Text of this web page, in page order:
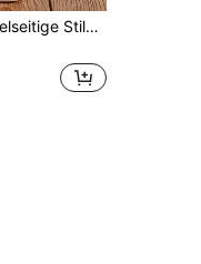
Neue modische vielseitige Stiletto-Absatz-Sandalen für Partytime